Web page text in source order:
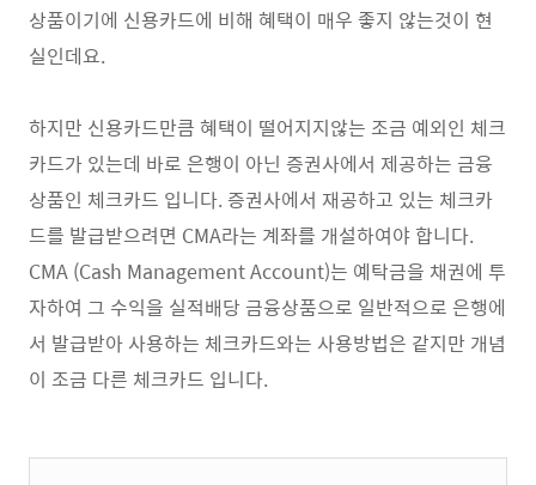
상품이기에 신용카드에 비해 혜택이 매우 좋지 않는것이 현
실인데요.
하지만 신용카드만큼 혜택이 떨어지지않는 조금 예외인 체크
카드가 있는데 바로 은행이 아닌 증권사에서 제공하는 금융
상품인 체크카드 입니다. 증권사에서 재공하고 있는 체크카
드를 발급받으려면 CMA라는 계좌를 개설하여야 합니다.
CMA (Cash Management Account)는 예탁금을 채권에 투
자하여 그 수익을 실적배당 금융상품으로 일반적으로 은행에
서 발급받아 사용하는 체크카드와는 사용방법은 같지만 개념
이 조금 다른 체크카드 입니다.